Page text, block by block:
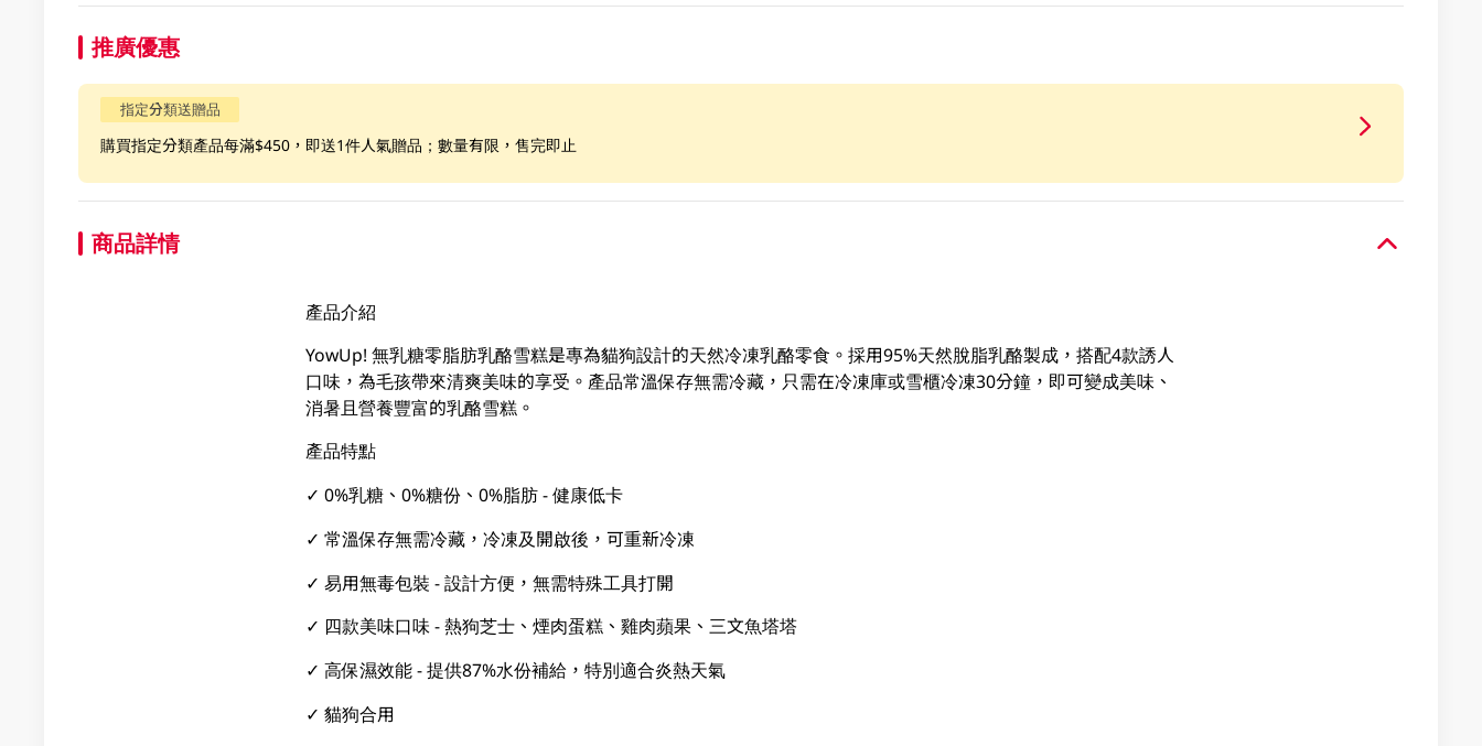
推廣優惠
指定分類送贈品
購買指定分類產品每滿$450，即送1件人氣贈品；數量有限，售完即止
商品詳情
產品介紹
YowUp! 無乳糖零脂肪乳酪雪糕是專為貓狗設計的天然冷凍乳酪零食。採用95%天然脫脂乳酪製成，搭配4款誘人
口味，為毛孩帶來清爽美味的享受。產品常溫保存無需冷藏，只需在冷凍庫或雪櫃冷凍30分鐘，即可變成美味、
消暑且營養豐富的乳酪雪糕。
產品特點
✓ 0%乳糖、0%糖份、0%脂肪 - 健康低卡
✓ 常溫保存無需冷藏，冷凍及開啟後，可重新冷凍
✓ 易用無毒包裝 - 設計方便，無需特殊工具打開
✓ 四款美味口味 - 熱狗芝士、煙肉蛋糕、雞肉蘋果、三文魚塔塔
✓ 高保濕效能 - 提供87%水份補給，特別適合炎熱天氣
✓ 貓狗合用